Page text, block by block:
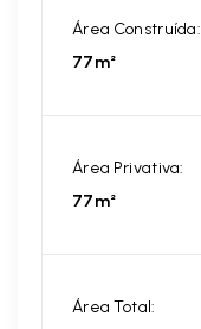
Área Construída:
77m²
Área Privativa:
77m²
Área Total: